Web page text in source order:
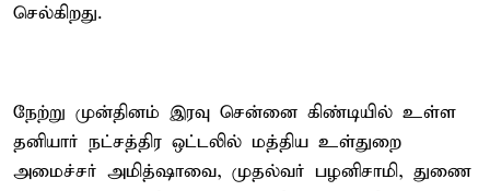
செல்கிறது.
நேற்று முன்தினம் இரவு சென்னை கிண்டியில் உள்ள
தனியார் நட்சத்திர ஒட்டலில் மத்திய உள்துறை
அமைச்சர் அமித்ஷாவை, முதல்வர் பழனிசாமி, துணை